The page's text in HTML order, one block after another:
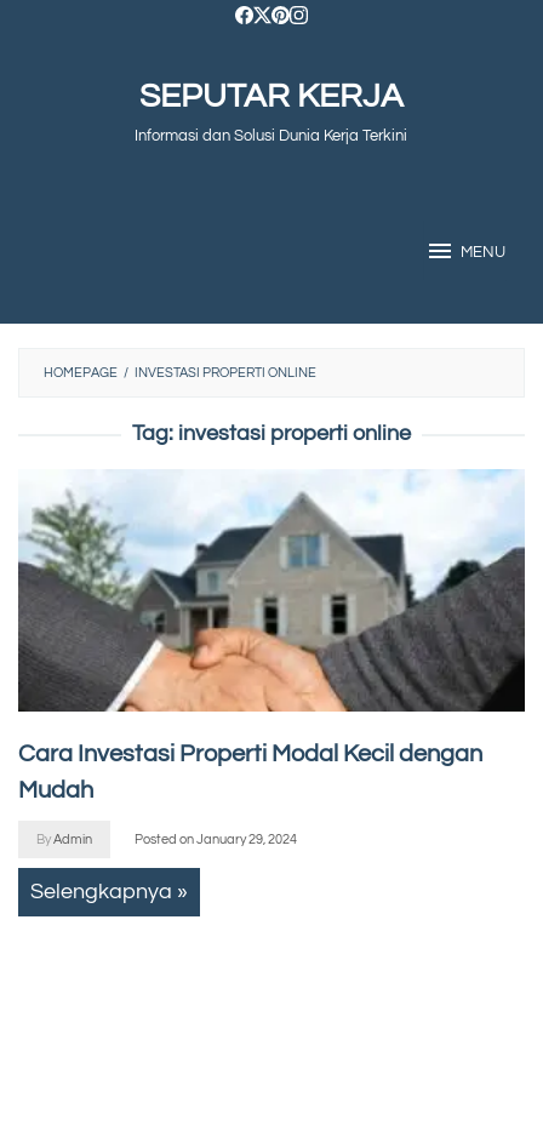
SEPUTAR KERJA
Informasi dan Solusi Dunia Kerja Terkini
MENU
HOMEPAGE / INVESTASI PROPERTI ONLINE
Tag: investasi properti online
Cara Investasi Properti Modal Kecil dengan
Mudah
ByAdmin Posted onJanuary 29, 2024
Selengkapnya »